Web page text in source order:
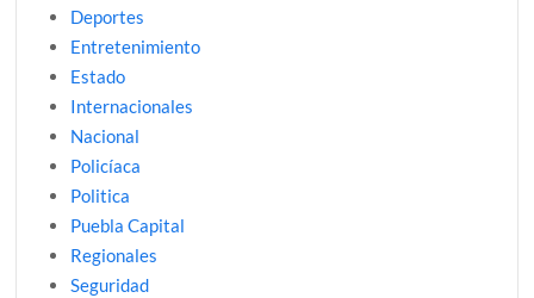
Deportes
Entretenimiento
Estado
Internacionales
Nacional
Policíaca
Politica
Puebla Capital
Regionales
Seguridad